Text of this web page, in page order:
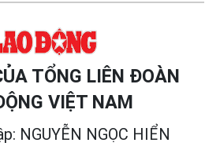
TỔNG LIÊN ĐOÀN
VIỆT NAM
NGUYỄN NGỌC HIỂN